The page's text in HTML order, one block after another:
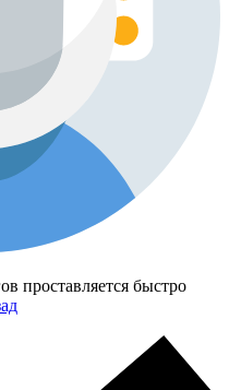
проставляется быстро